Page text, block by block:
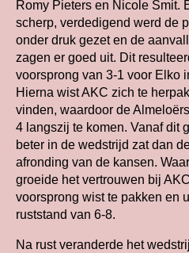
Romy Pieters en Nicole Smit.
scherp, verdedigend werd de
onder druk gezet en de
zagen er goed uit. Dit
voorsprong van 3-1 voor Elko
Hierna wist AKC zich te
vinden, waardoor de
4 langszij te komen. Vanaf dit
beter in de wedstrijd zat dan
afronding van de kansen.
groeide het vertrouwen bij
voorsprong wist te pakken en
ruststand van 6-8.
Na rust veranderde het